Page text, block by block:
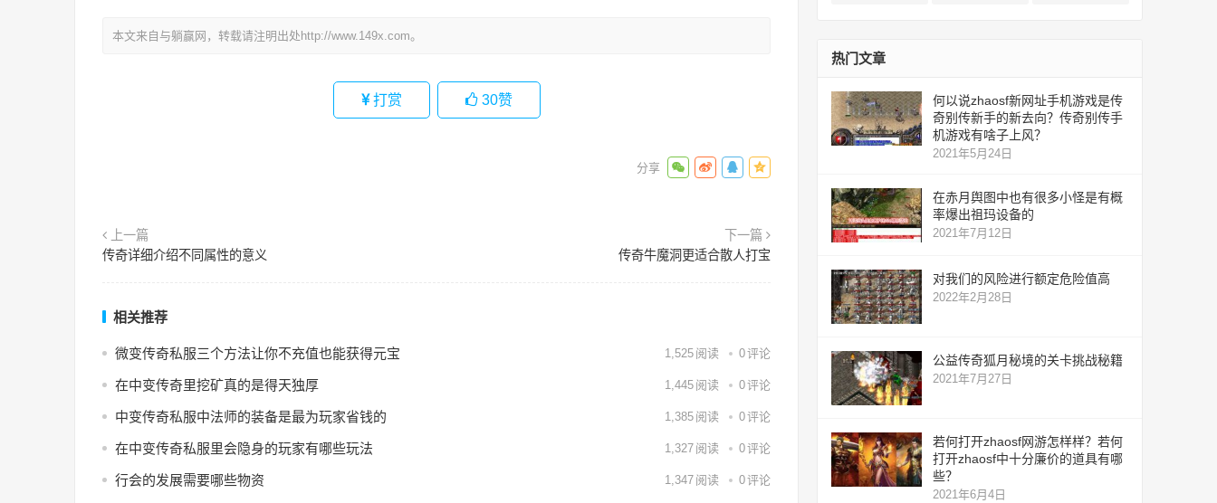
本文来自与躺赢网，转载请注明出处http://www.149x.com。
打赏 30赞
上一篇
传奇详细介绍不同属性的意义
下一篇
传奇牛魔洞更适合散人打宝
相关推荐
微变传奇私服三个方法让你不充值也能获得元宝 1,525 阅读 0评论
在中变传奇里挖矿真的是得天独厚 1,445 阅读 0评论
中变传奇私服中法师的装备是最为玩家省钱的 1,385 阅读 0评论
在中变传奇私服里会隐身的玩家有哪些玩法 1,327 阅读 0评论
行会的发展需要哪些物资 1,347 阅读 0评论
热门文章
何以说zhaosf新网址手机游戏是传
奇别传新手的新去向？传奇别传手
机游戏有啥子上风？
2021年5月24日
在赤月舆图中也有很多小怪是有概
率爆出祖玛设备的
2021年7月12日
对我们的风险进行额定危险值高
2022年2月28日
公益传奇狐月秘境的关卡挑战秘籍
2021年7月27日
若何打开zhaosf网游怎样样？若何
打开zhaosf中十分廉价的道具有哪
些？
2021年6月4日